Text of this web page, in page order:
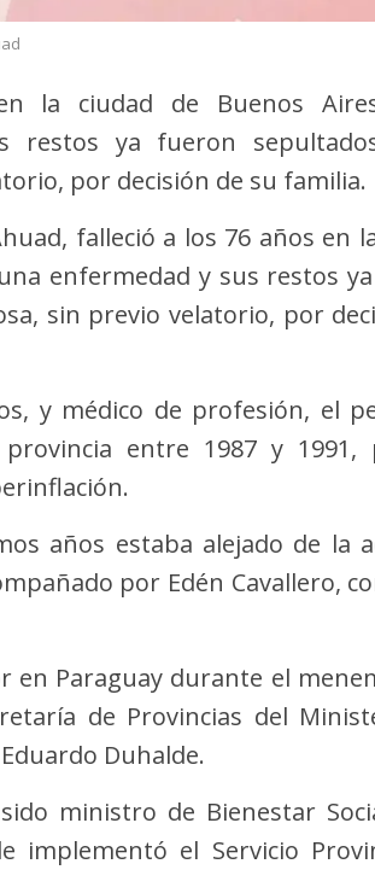
la ciudad de Buenos
restos ya fueron
por decisión de su familia.
falleció a los 76 años en
enfermedad y sus restos
sin previo velatorio, por
y médico de profesión, el
entre 1987 y 1991,
años estaba alejado de la
por Edén Cavallero,
en Paraguay durante el
de Provincias del
Duhalde.
ministro de Bienestar
implementó el Servicio